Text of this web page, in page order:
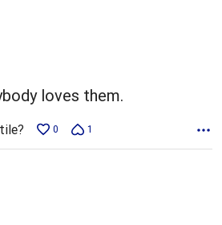
loves them.
0 1